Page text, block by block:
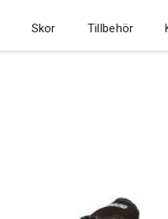
Skor Tillbehör